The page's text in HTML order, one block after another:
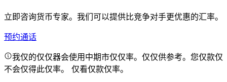
立即咨询货币专家。 我们可以提供比竞争对手更优惠的汇率。
预约通话
我仅的仅仅器会使用中期市仅仅率。仅仅供参考。您仅款仅
不会仅得此仅率。 仅看仅款仅率。